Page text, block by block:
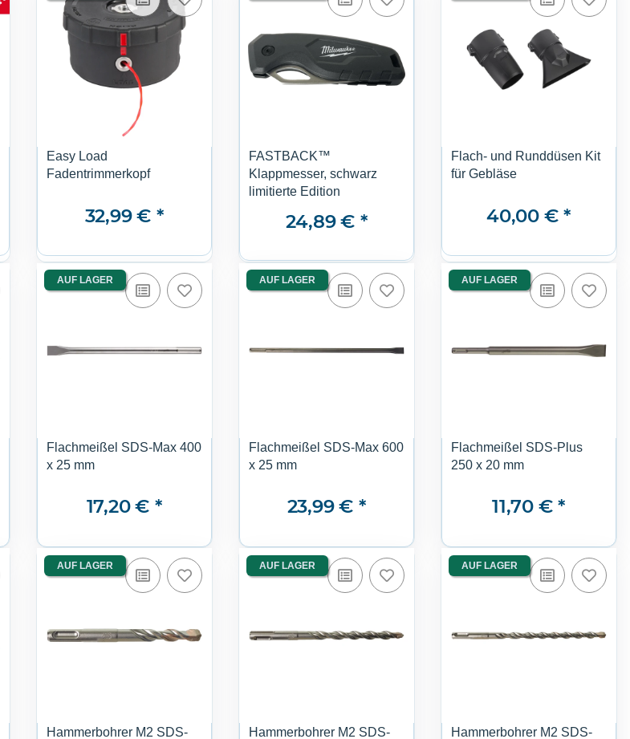
Easy Load
Fadentrimmerkopf
32,99 € *
FASTBACK™
Klappmesser, schwarz
limitierte Edition
24,89 € *
Flach- und Runddüsen Kit
für Gebläse
40,00 €*
AUF LAGER
Flachmeißel SDS-Max 400
x 25 mm
17,20 € *
AUF LAGER
Flachmeißel SDS-Max 600
x 25 mm
23,99 € *
AUF LAGER
Flachmeißel SDS-Plus
250 x 20 mm
11,70 €*
AUF LAGER
Hammerbohrer M2 SDS-
AUF LAGER
Hammerbohrer M2 SDS-
AUF LAGER
Hammerbohrer M2 SDS-